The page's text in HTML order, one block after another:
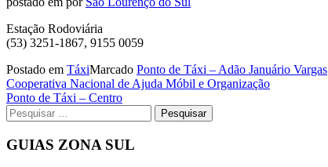
Estação Rodoviária
(53) 3251-1867, 9155 0059
Postado em TáxiMarcado Ponto de Táxi – Adão Januário Vargas
Navegação
de
Post
Cooperativa Nacional de Ajuda Móbil e Organização
Ponto de Táxi – Centro
Pesquisar
por:
GUIAS ZONA SUL